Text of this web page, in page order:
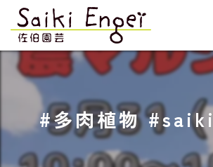
#多肉植物